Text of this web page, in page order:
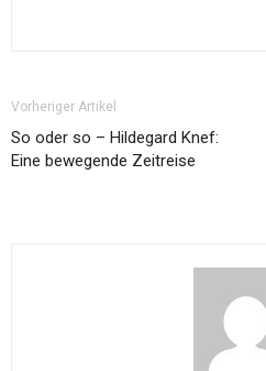
Vorheriger Artikel
So oder so – Hildegard Knef:
Eine bewegende Zeitreise